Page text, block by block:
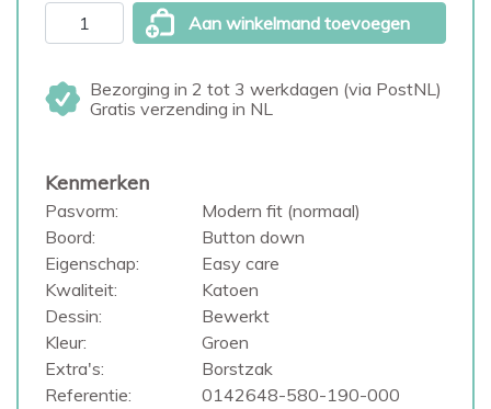
Aan winkelmand toevoegen
Bezorging in 2 tot 3 werkdagen (via PostNL)
Gratis verzending in NL
Kenmerken
Pasvorm:
Modern fit (normaal)
Boord:
Button down
Eigenschap:
Easy care
Kwaliteit:
Katoen
Dessin:
Bewerkt
Kleur:
Groen
Extra's:
Borstzak
Referentie:
0142648-580-190-000